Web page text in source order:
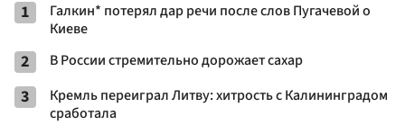
1
Галкин* потерял дар речи после слов Пугачевой о
Киеве
2 В России стремительно дорожает сахар
3
Кремль переиграл Литву: хитрость с Калининградом
сработала